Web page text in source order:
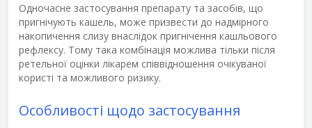
Одночасне застосування препарату та засобів, що
пригнічують кашель, може призвести до надмірного
накопичення слизу внаслідок пригнічення кашльового
рефлексу. Тому така комбінація можлива тільки після
ретельної оцінки лікарем співвідношення очікуваної
користі та можливого ризику.
Особливості щодо застосування